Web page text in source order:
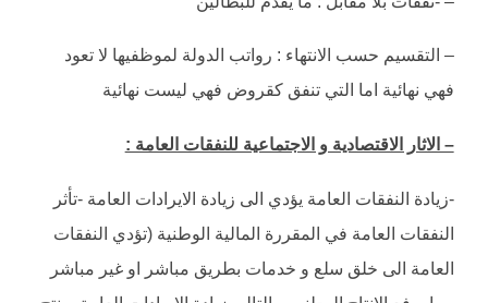
– التقسيم حسب الانتهاء : رواتب الدولة لموظفيها لا تعود
فهي نهائية اما التي تنفق كقروض فهي ليست نهائية
– الاثار الاقتصادية و الاجتماعية للنفقات العامة :
-زيادة النفقات العامة يؤدي الى زيادة الايرادات العامة -تأثر
النفقات العامة في المقررة المالية الوطنية (تؤدي النفقات
العامة الى خلق سلع و خدمات بطريق مباشر او غير مباشر